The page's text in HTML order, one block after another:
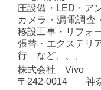
圧設備・LED・ア
カメラ・漏電調査
移設工事・リフォ
張替・エクステリ
行 など、、、
株式会社 Vivo
〒242-0014 神奈